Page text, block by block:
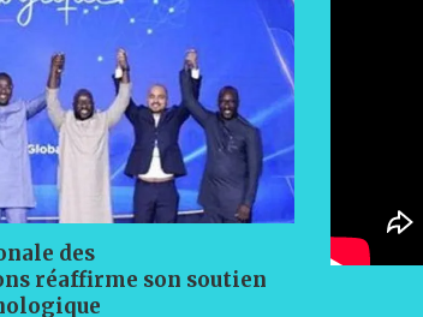
des
réaffirme son soutien